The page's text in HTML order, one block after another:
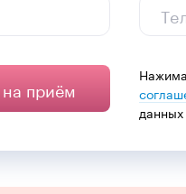
приём
данных